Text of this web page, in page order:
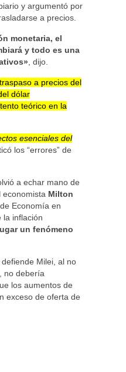
y argumentó por
a precios.
monetaria, el
y todo es una
, dijo.
a precios del
dólar
teórico en la
esenciales del
los “errores” de
a echar mano de
Milton
Economía en
la inflación
un fenómeno
Milei, al no
no debería
los aumentos de
exceso de oferta de